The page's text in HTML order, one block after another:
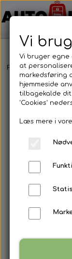
Forside Bilnøgler
Vi
Vi bruger egne
at
markedsføring
hjemmeside
tilbagekalde dit
'Cookies'
Læs mere i